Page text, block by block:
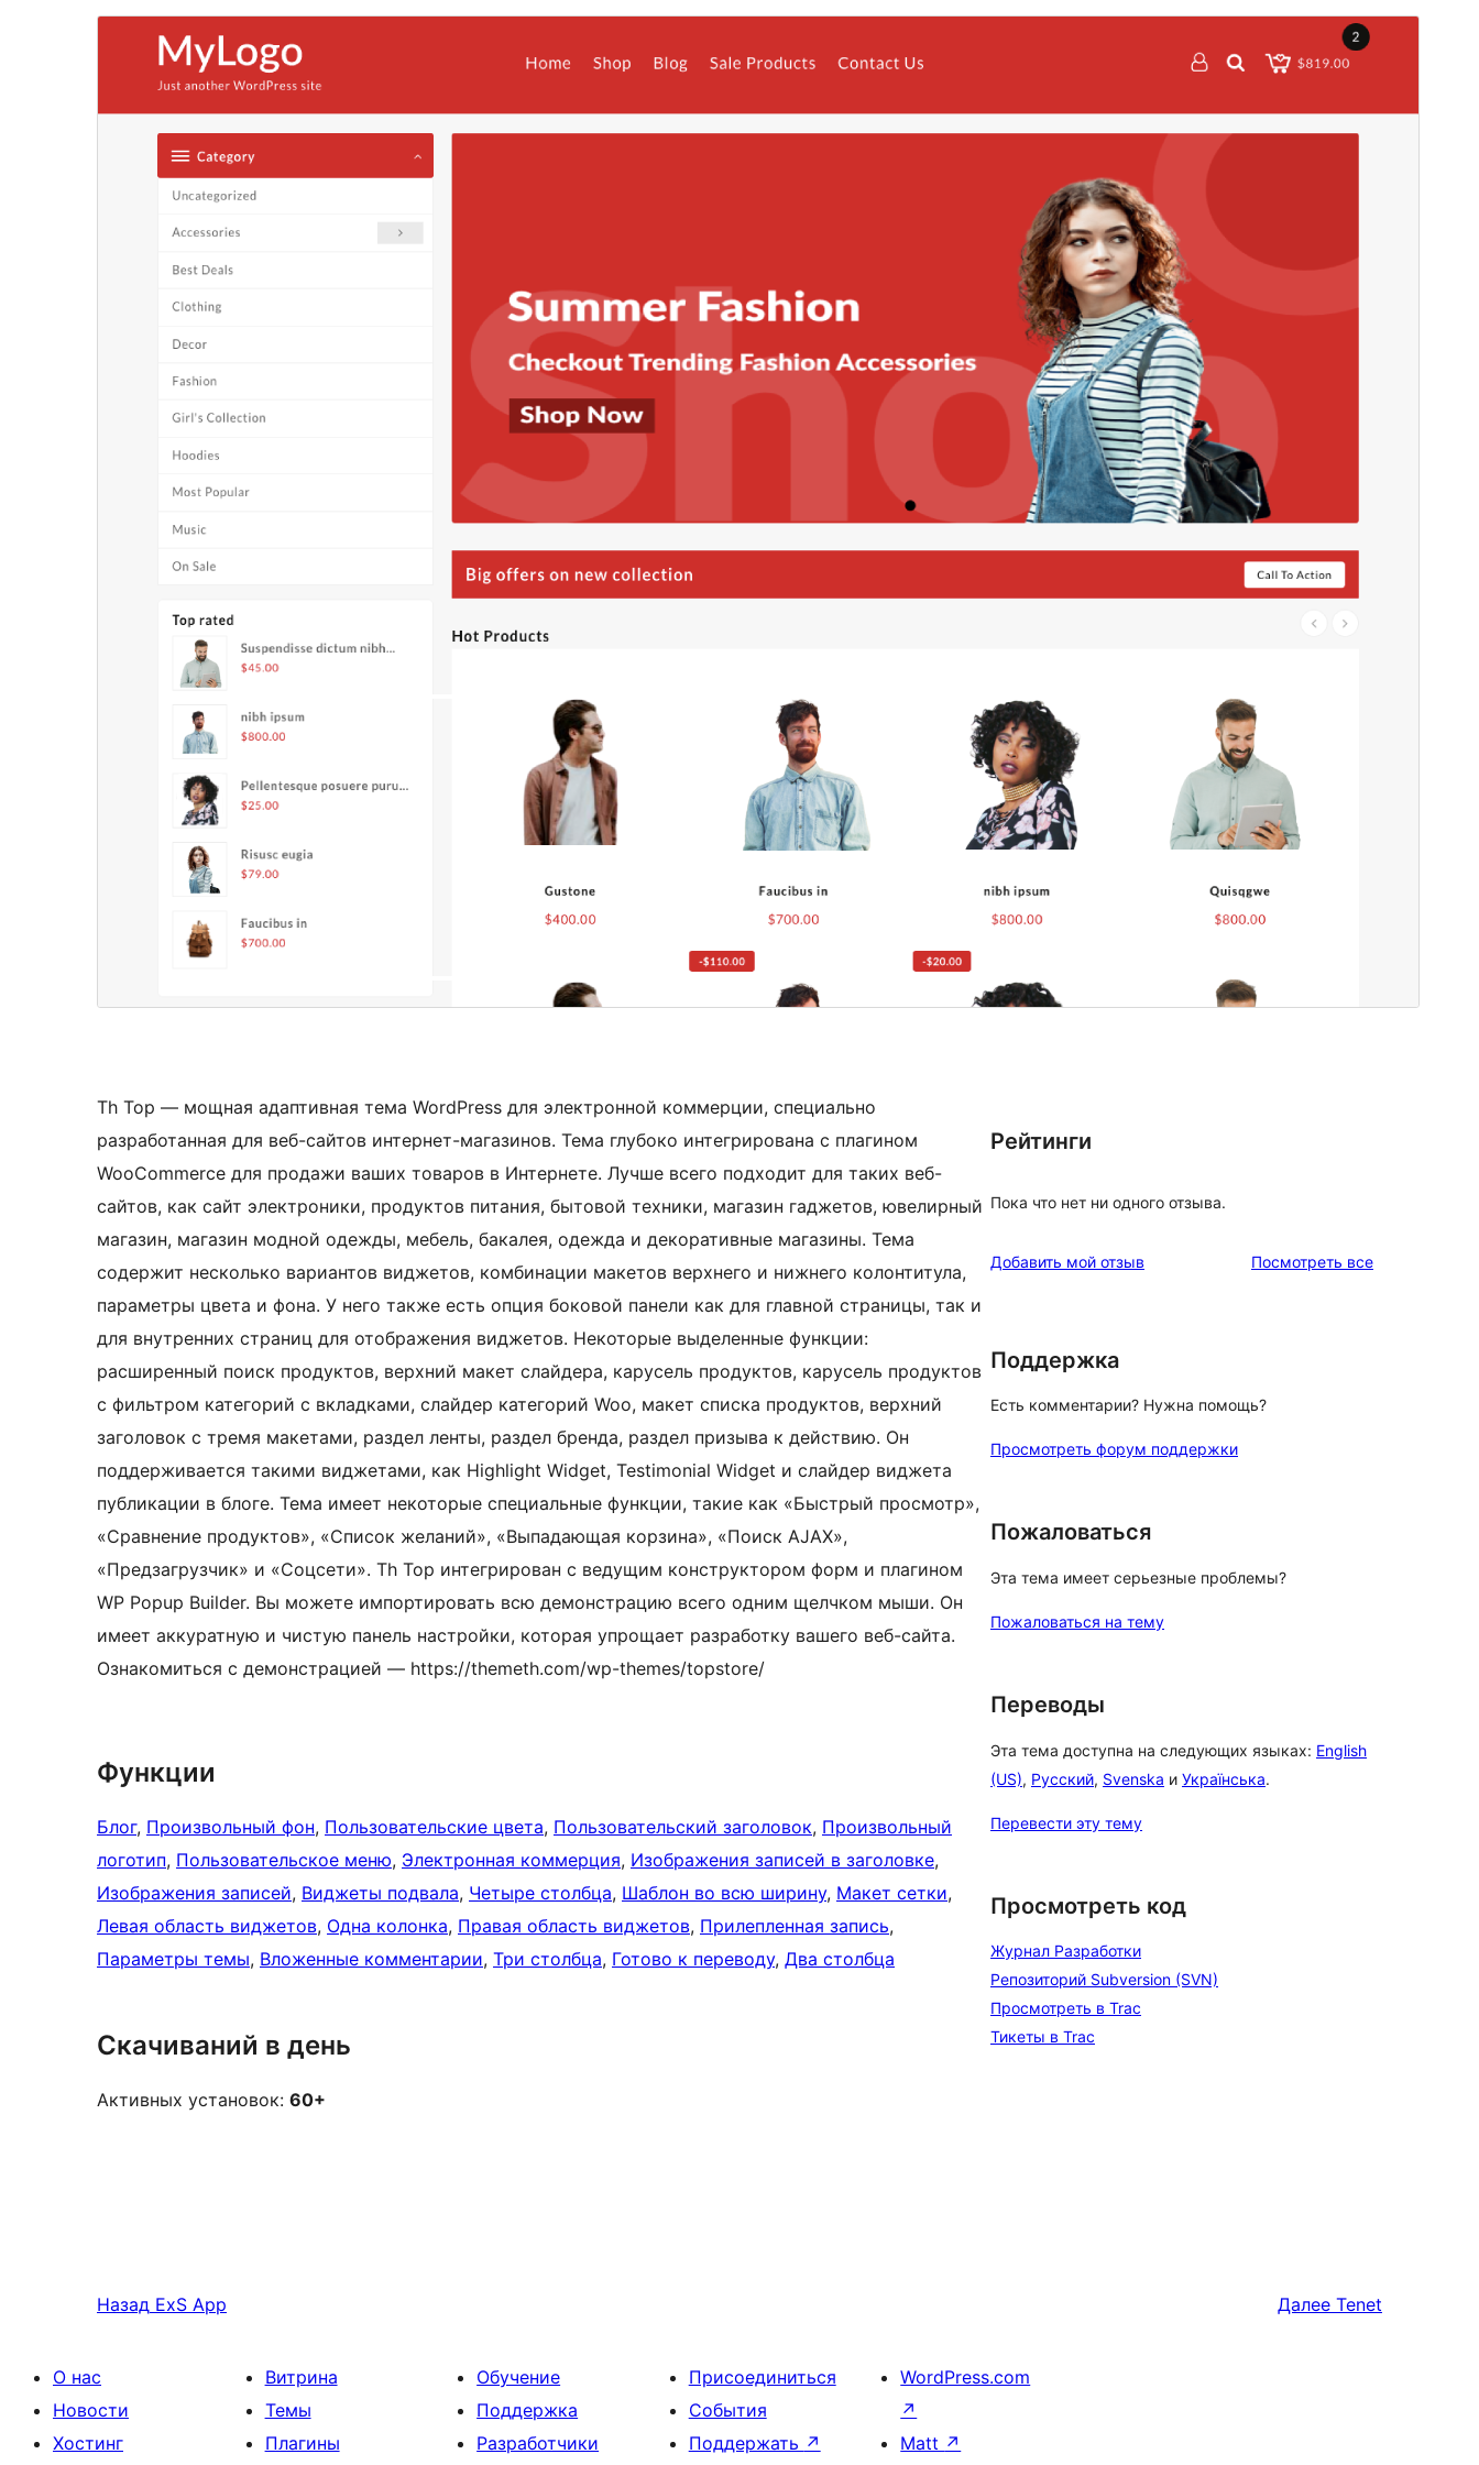
Последние изменения
Активные установки
Версия PHP
5.6
Главная страница темы
Th Top — мощная адаптивная тема WordPress для электронной коммерции, специально
разработанная для веб-сайтов интернет-магазинов. Тема глубоко интегрирована с плагином
WooCommerce для продажи ваших товаров в Интернете. Лучше всего подходит для таких веб-
сайтов, как сайт электроники, продуктов питания, бытовой техники, магазин гаджетов, ювелирный
магазин, магазин модной одежды, мебель, бакалея, одежда и декоративные магазины. Тема
содержит несколько вариантов виджетов, комбинации макетов верхнего и нижнего колонтитула,
параметры цвета и фона. У него также есть опция боковой панели как для главной страницы, так и
для внутренних страниц для отображения виджетов. Некоторые выделенные функции:
расширенный поиск продуктов, верхний макет слайдера, карусель продуктов, карусель продуктов
с фильтром категорий с вкладками, слайдер категорий Woo, макет списка продуктов, верхний
заголовок с тремя макетами, раздел ленты, раздел бренда, раздел призыва к действию. Он
поддерживается такими виджетами, как Highlight Widget, Testimonial Widget и слайдер виджета
публикации в блоге. Тема имеет некоторые специальные функции, такие как «Быстрый просмотр»,
«Сравнение продуктов», «Список желаний», «Выпадающая корзина», «Поиск AJAX»,
«Предзагрузчик» и «Соцсети». Th Top интегрирован с ведущим конструктором форм и плагином
WP Popup Builder. Вы можете импортировать всю демонстрацию всего одним щелчком мыши. Он
имеет аккуратную и чистую панель настройки, которая упрощает разработку вашего веб-сайта.
Ознакомиться с демонстрацией — https://themeth.com/wp-themes/topstore/
Функции
Блог, Произвольный фон, Пользовательские цвета, Пользовательский заголовок, Произвольный
логотип, Пользовательское меню, Электронная коммерция, Изображения записей в заголовке
Изображения записей, Виджеты подвала, Четыре столбца, Шаблон во всю ширину, Макет сетки
Левая область виджетов, Одна колонка, Правая область виджетов, Прилепленная запись
Параметры темы, Вложенные комментарии, Три столбца, Готово к переводу, Два столбца
Скачиваний в день
Активных установок: 60+
Рейтинги
Пока что нет ни одного отзыва.
Добавить мой отзыв Посмотреть всеотзывы
Поддержка
Есть комментарии? Нужна помощь?
Просмотреть форум поддержки
Пожаловаться
Эта тема имеет серьезные проблемы?
Пожаловаться на тему
Переводы
Эта тема доступна на следующих языках: English
(US), Русский, Svenska и Українська.
Перевести эту тему
Просмотреть код
Журнал Разработки
Репозиторий Subversion (SVN)
Просмотреть в Trac
Тикеты в Trac
Назад ExS App Далее Tenet
О нас
Новости
Хостинг
Витрина
Темы
Плагины
Обучение
Поддержка
Разработчики
Присоединиться
События
Поддержать ↗
WordPress.com
↗
Matt ↗